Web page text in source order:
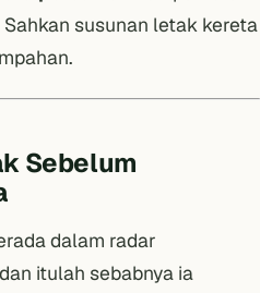
susunan letak kereta
Sebelum
dalam radar
itulah sebabnya ia